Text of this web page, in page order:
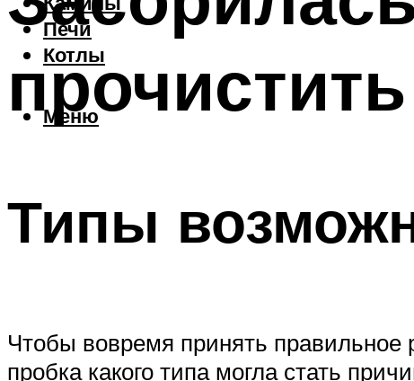
Печи
Котлы
Меню
Типы
Чтобы вовремя принять правильное
пробка какого типа могла стать